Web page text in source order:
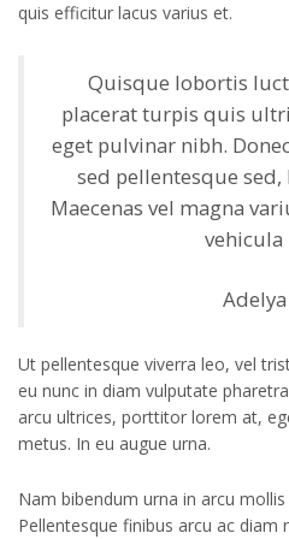
quis efficitur lacus varius et.
Quisque lobortis
placerat turpis quis
eget pulvinar nibh.
sed pellentesque
Maecenas vel magna
vehicula
Ut pellentesque viverra leo, vel
eu nunc in diam vulputate
arcu ultrices, porttitor lorem at,
metus. In eu augue urna.
Nam bibendum urna in arcu
Pellentesque finibus arcu ac diam